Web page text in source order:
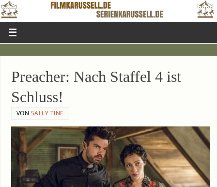
Pre­a­cher: Nach Staf­fel 4 ist
Schluss!
VON SALLY TINE